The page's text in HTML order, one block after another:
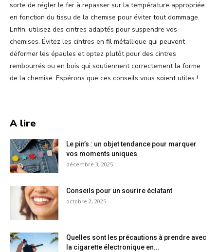
sorte de régler le fer à repasser sur la température appropriée
en fonction du tissu de la chemise pour éviter tout dommage.
Enfin, utilisez des cintres adaptés pour suspendre vos
chemises. Évitez les cintres en fil métallique qui peuvent
déformer les épaules et optez plutôt pour des cintres
rembourrés ou en bois qui soutiennent correctement la forme
de la chemise. Espérons que ces conseils vous soient utiles !
A lire
Le pin’s : un objet tendance pour marquer
vos moments uniques
décembre 3, 2025
Conseils pour un sourire éclatant
octobre 2, 2025
Quelles sont les précautions à prendre avec
la cigarette électronique en...